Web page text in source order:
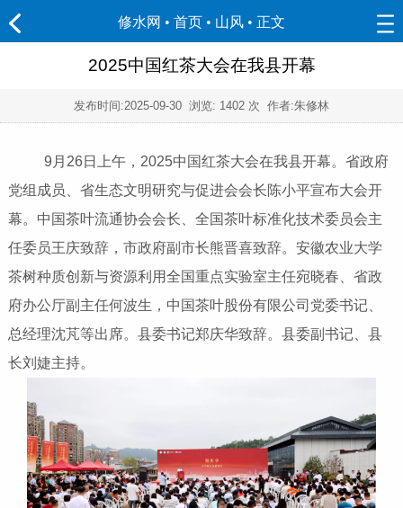
修水网 • 首页 • 山风 • 正文
2025中国红茶大会在我县开幕
发布时间:2025-09-30 浏览: 1402 次 作者:朱修林
9月26日上午，2025中国红茶大会在我县开幕。省政府
党组成员、省生态文明研究与促进会会长陈小平宣布大会开
幕。中国茶叶流通协会会长、全国茶叶标准化技术委员会主
任委员王庆致辞，市政府副市长熊晋喜致辞。安徽农业大学
茶树种质创新与资源利用全国重点实验室主任宛晓春、省政
府办公厅副主任何波生，中国茶叶股份有限公司党委书记、
总经理沈芃等出席。县委书记郑庆华致辞。县委副书记、县
长刘婕主持。